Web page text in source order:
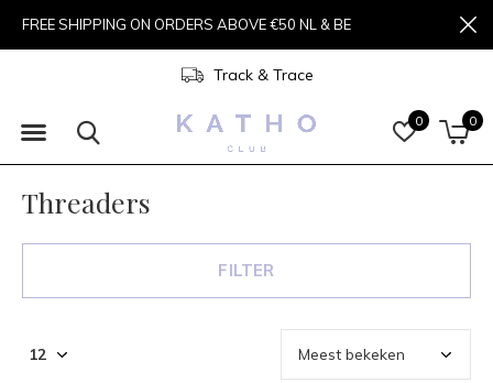
0 0
Track & Trace
FREE SHIPPING ON ORDERS ABOVE €50 NL & BE
Threaders
FILTER